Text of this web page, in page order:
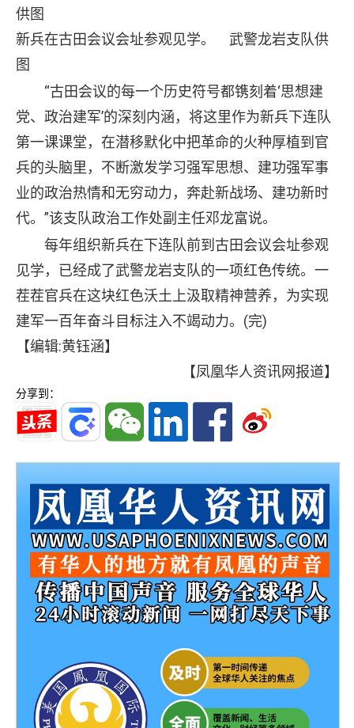
新兵在古田会议会址参观见学。 武警龙岩支队供
图
“古田会议的每一个历史符号都镌刻着‘思想建
党、政治建军’的深刻内涵，将这里作为新兵下连队
第一课课堂，在潜移默化中把革命的火种厚植到官
兵的头脑里，不断激发学习强军思想、建功强军事
业的政治热情和无穷动力，奔赴新战场、建功新时
代。”该支队政治工作处副主任邓龙富说。
每年组织新兵在下连队前到古田会议会址参观
见学，已经成了武警龙岩支队的一项红色传统。一
茬茬官兵在这块红色沃土上汲取精神营养，为实现
建军一百年奋斗目标注入不竭动力。(完)
【编辑:黄钰涵】
【凤凰华人资讯网报道】
分享到：